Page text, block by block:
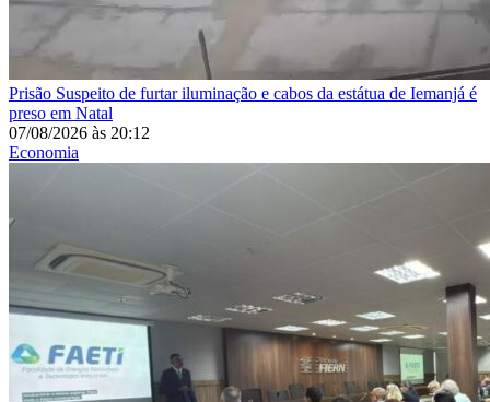
Prisão Suspeito de furtar iluminação e cabos da estátua de Iemanjá é
preso em Natal
07/08/2026 às 20:12
Economia